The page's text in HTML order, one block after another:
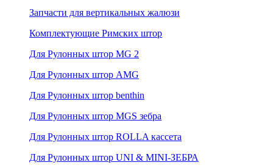
Запчасти для вертикальных жалюзи
Комплектующие Римских штор
Для Рулонных штор MG 2
Для Рулонных штор AMG
Для Рулонных штор benthin
Для Рулонных штор MGS зебра
Для Рулонных штор ROLLA кассета
Для Рулонных штор UNI & MINI-ЗЕБРА